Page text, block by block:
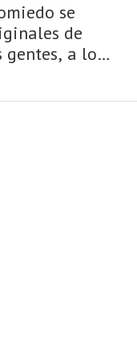
se
de
gentes, a lo
habitable